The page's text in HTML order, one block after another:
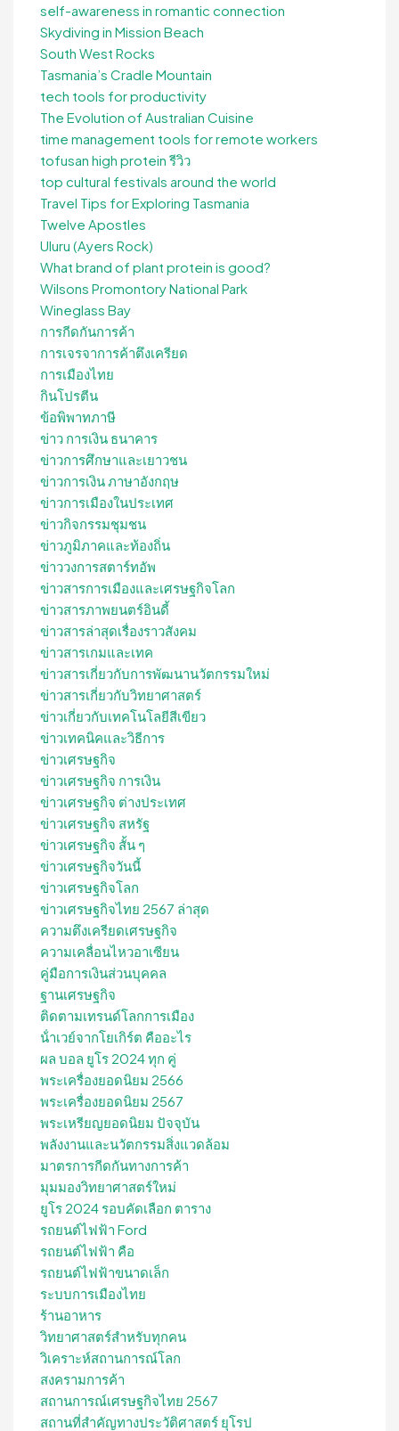
self-awareness in romantic connection
Skydiving in Mission Beach
South West Rocks
Tasmania’s Cradle Mountain
tech tools for productivity
The Evolution of Australian Cuisine
time management tools for remote workers
tofusan high protein รีวิว
top cultural festivals around the world
Travel Tips for Exploring Tasmania
Twelve Apostles
Uluru (Ayers Rock)
What brand of plant protein is good?
Wilsons Promontory National Park
Wineglass Bay
การกีดกันการค้า
การเจรจาการค้าตึงเครียด
การเมืองไทย
กินโปรตีน
ข้อพิพาทภาษี
ข่าว การเงิน ธนาคาร
ข่าวการศึกษาและเยาวชน
ข่าวการเงิน ภาษาอังกฤษ
ข่าวการเมืองในประเทศ
ข่าวกิจกรรมชุมชน
ข่าวภูมิภาคและท้องถิ่น
ข่าววงการสตาร์ทอัพ
ข่าวสารการเมืองและเศรษฐกิจโลก
ข่าวสารภาพยนตร์อินดี้
ข่าวสารล่าสุดเรื่องราวสังคม
ข่าวสารเกมและเทค
ข่าวสารเกี่ยวกับการพัฒนานวัตกรรมใหม่
ข่าวสารเกี่ยวกับวิทยาศาสตร์
ข่าวเกี่ยวกับเทคโนโลยีสีเขียว
ข่าวเทคนิคและวิธีการ
ข่าวเศรษฐกิจ
ข่าวเศรษฐกิจ การเงิน
ข่าวเศรษฐกิจ ต่างประเทศ
ข่าวเศรษฐกิจ สหรัฐ
ข่าวเศรษฐกิจ สั้น ๆ
ข่าวเศรษฐกิจวันนี้
ข่าวเศรษฐกิจโลก
ข่าวเศรษฐกิจไทย 2567 ล่าสุด
ความตึงเครียดเศรษฐกิจ
ความเคลื่อนไหวอาเซียน
คู่มือการเงินส่วนบุคคล
ฐานเศรษฐกิจ
ติดตามเทรนด์โลกการเมือง
น้ําเวย์จากโยเกิร์ต คืออะไร
ผล บอล ยูโร 2024 ทุก คู่
พระเครื่องยอดนิยม 2566
พระเครื่องยอดนิยม 2567
พระเหรียญยอดนิยม ปัจจุบัน
พลังงานและนวัตกรรมสิ่งแวดล้อม
มาตรการกีดกันทางการค้า
มุมมองวิทยาศาสตร์ใหม่
ยูโร 2024 รอบคัดเลือก ตาราง
รถยนต์ไฟฟ้า Ford
รถยนต์ไฟฟ้า คือ
รถยนต์ไฟฟ้าขนาดเล็ก
ระบบการเมืองไทย
ร้านอาหาร
วิทยาศาสตร์สำหรับทุกคน
วิเคราะห์สถานการณ์โลก
สงครามการค้า
สถานการณ์เศรษฐกิจไทย 2567
สถานที่สําคัญทางประวัติศาสตร์ ยุโรป